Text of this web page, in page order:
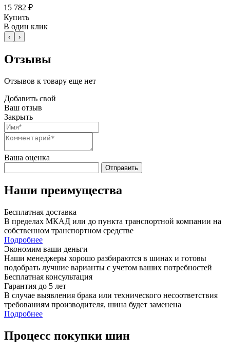
15 782 ₽
Купить
В один клик
‹ ›
Отзывы
Отзывов к товару еще нет
Добавить свой
Ваш отзыв
Закрыть
Ваша оценка
Отправить
Наши преимущества
Бесплатная доставка
В пределах МКАД или до пункта транспортной компании на
собственном транспортном средстве
Подробнее
Экономим ваши деньги
Наши менеджеры хорошо разбираются в шинах и готовы
подобрать лучшие варианты с учетом ваших потребностей
Бесплатная консультация
Гарантия до 5 лет
В случае выявления брака или технического несоответствия
требованиям производителя, шина будет заменена
Подробнее
Процесс покупки шин